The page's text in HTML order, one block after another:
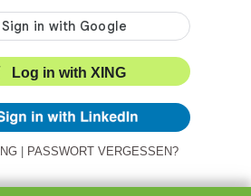
Log in with XING
PASSWORT VERGESSEN?